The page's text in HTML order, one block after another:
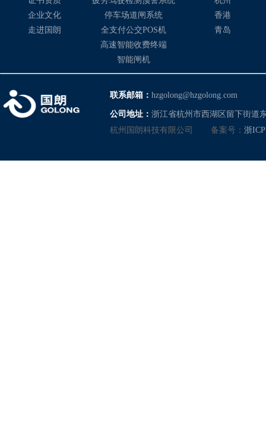
企业文化
走进国朗
停车场道闸系统
全支付公交POS机
高速智能收费终端
智能闸机
香港
青岛
联系邮箱： hzgolong@hzgolong.com
公司地址： 浙江省杭州市西湖区留下街道
杭州国朗科技有限公司
备案号： 浙